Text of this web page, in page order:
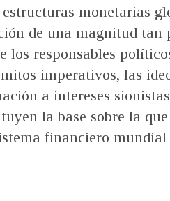
monetarias
de una magnitud tan
los responsables
imperativos, las
a intereses
la base sobre la que
financiero mundial